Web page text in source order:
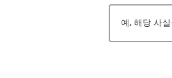
예, 해당 사